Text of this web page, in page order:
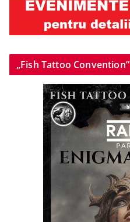
„Fish Tattoo Convention”